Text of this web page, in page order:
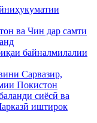
ва Чин дар самти
байналмилалии
Сарвазир,
Покистон
сиёсӣ ва
иштирок